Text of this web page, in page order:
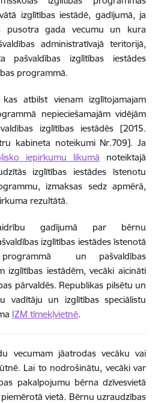
izglītības iestādē, gadījumā, ja
pusotra gada vecumu un kura
administratīvajā teritorijā,
pašvaldības izglītības iestādes
programmā.
atbilst vienam izglītojamajam
nepieciešamajām vidējām
izglītības iestādēs [2015.
kabineta noteikumi Nr.709]. Ja
iepirkumu likumā noteiktajā
izglītības iestādes īstenotu
izmaksas sedz apmērā,
rezultātā.
gadījumā par bērnu
izglītības iestādes īstenotā
programmā un pašvaldības
izglītības iestādēm, vecāki aicināti
pārvaldēs. Republikas pilsētu un
vadītāju un izglītības speciālistu
IZM tīmekļvietnē.
vecumam jāatrodas vecāku vai
Lai to nodrošinātu, vecāki var
pakalpojumu bērna dzīvesvietā
vietā. Bērnu uzraudzības